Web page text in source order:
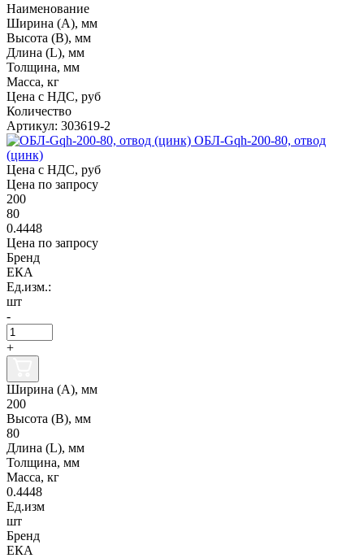
Наименование
Ширина (А), мм
Высота (В), мм
Длина (L), мм
Толщина, мм
Масса, кг
Цена с НДС, руб
Количество
Артикул: 303619-2
ОБЛ-Gqh-200-80, отвод
(цинк)
Цена с НДС, руб
Цена по запросу
200
80
0.4448
Цена по запросу
Бренд
ЕКА
Ед.изм.:
шт
-
+
Ширина (А), мм
200
Высота (В), мм
80
Длина (L), мм
Толщина, мм
Масса, кг
0.4448
Ед.изм
шт
Бренд
ЕКА